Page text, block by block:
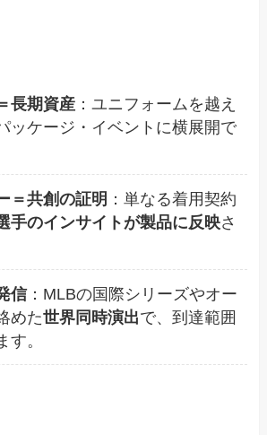
長期資産：ユニフォームを越え
ッケージ・イベントに横展開で
＝共創の証明 ：単なる着用契約
手のインサイトが製品に反映さ
信：MLBの国際シリーズやオー
めた世界同時演出で、到達範囲
す。